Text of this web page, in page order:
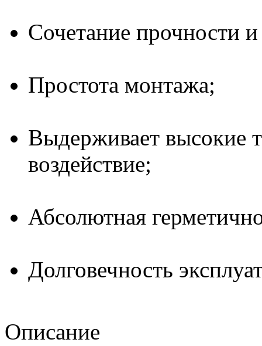
Сочетание прочности
Простота монтажа;
Выдерживает высокие
воздействие;
Абсолютная
Долговечность
Описание